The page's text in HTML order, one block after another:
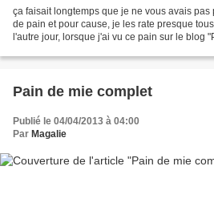
ça faisait longtemps que je ne vous avais
de pain et pour cause, je les rate presque
l'autre jour, lorsque j'ai vu ce pain sur le blog
Pain de mie complet
Publié le 04/04/2013 à 04:00
Par Magalie